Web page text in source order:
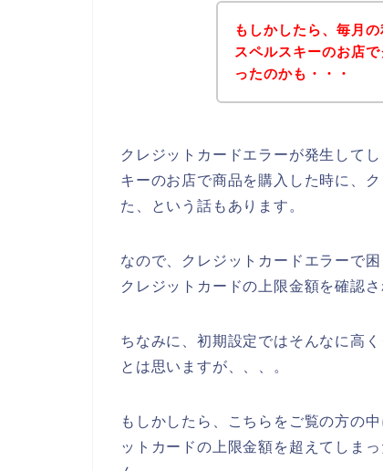
もしかしたら、毎月
スペルスキーのお店
ったのかも・・・
クレジットカードエラーが発生して
キーのお店で商品を購入した時に、
た、という話もあります。
なので、クレジットカードエラーで
クレジットカードの上限金額を確認
ちなみに、初期設定ではそんなに高
とは思いますが、、、。
もしかしたら、こちらをご覧の方の
ットカードの上限金額を超えてしま